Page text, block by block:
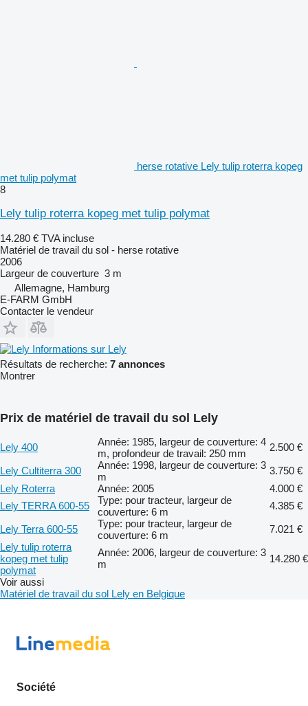
herse rotative Lely tulip roterra kopeg
met tulip polymat
8
Lely tulip roterra kopeg met tulip polymat
14.280 € TVA incluse
Matériel de travail du sol - herse rotative
2006
Largeur de couverture 3 m
Allemagne, Hamburg
E-FARM GmbH
Contacter le vendeur
Informations sur Lely
Résultats de recherche: 7 annonces
Montrer
Prix de matériel de travail du sol Lely
Lely 400
Année: 1985, largeur de couverture: 4
m, profondeur de travail: 250 mm
2.500 €
Lely Cultiterra 300
Année: 1998, largeur de couverture: 3
m
3.750 €
Lely Roterra
Année: 2005
4.000 €
Lely TERRA 600-55
Type: pour tracteur, largeur de
couverture: 6 m
4.385 €
Lely Terra 600-55
Type: pour tracteur, largeur de
couverture: 6 m
7.021 €
Lely tulip roterra
kopeg met tulip
polymat
Année: 2006, largeur de couverture: 3
m
14.280 €
Voir aussi
Matériel de travail du sol Lely en Belgique
Société